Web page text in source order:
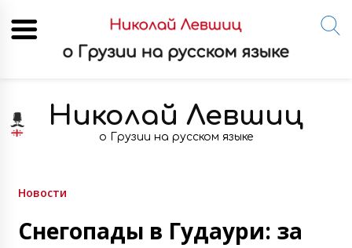
content
Николай Левшиц
о Грузии на русском языке
Новости
Снегопады в Гудаури: за